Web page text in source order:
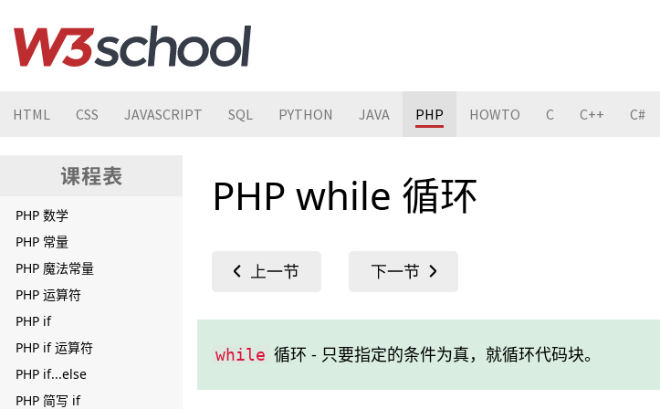
HTML CSS JAVASCRIPT SQL PYTHON JAVA PHP HOWTO C C++ C#
PHP 字符串
PHP 字符串修改
PHP 字符串切片
PHP 数字
PHP 类型转换
PHP 数学
PHP 常量
PHP 魔法常量
PHP 运算符
PHP if
PHP if 运算符
PHP if...else
PHP 简写 if
PHP while 循环
while 循环 - 只要指定的条件为真，就循环代码块。